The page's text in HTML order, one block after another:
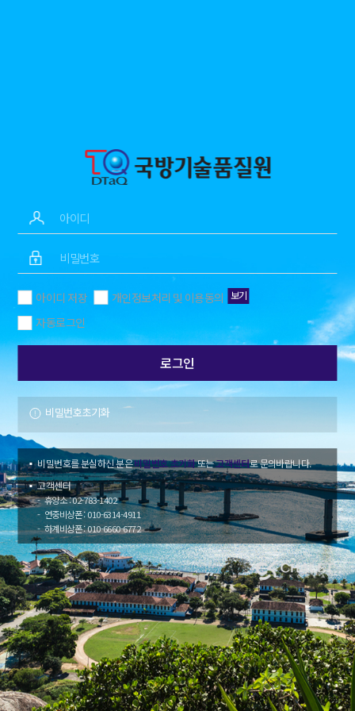
아이디 저장 개인정보처리 및 이용동의 보기
자동로그인
비밀번호초기화
비밀번호를 분실하신 분은비밀번호 초기화또는고객센터로 문의바랍니다.
고객센터
휴양소 : 02-783-1402
연중비상폰 : 010-6314-4911
하계비상폰 : 010-6660-6772